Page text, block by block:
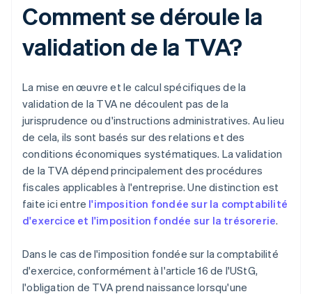
Comment se déroule la
validation de la TVA?
La mise en œuvre et le calcul spécifiques de la
validation de la TVA ne découlent pas de la
jurisprudence ou d'instructions administratives. Au lieu
de cela, ils sont basés sur des relations et des
conditions économiques systématiques. La validation
de la TVA dépend principalement des procédures
fiscales applicables à l'entreprise. Une distinction est
faite ici entre l'imposition fondée sur la comptabilité
d'exercice et l'imposition fondée sur la trésorerie.
Dans le cas de l'imposition fondée sur la comptabilité
d'exercice, conformément à l'article 16 de l'UStG,
l'obligation de TVA prend naissance lorsqu'une